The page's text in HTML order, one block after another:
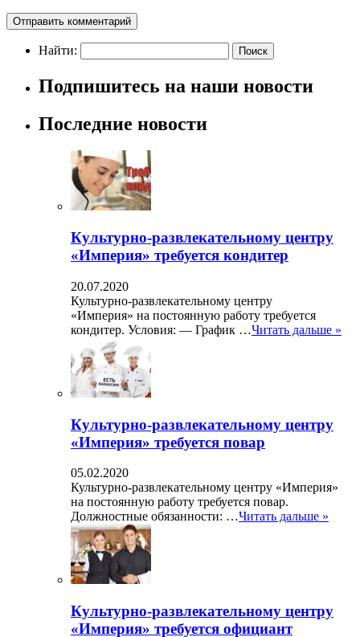
Найти:
Подпишитесь на наши новости
Последние новости
Культурно-развлекательному центру
«Империя» требуется кондитер
20.07.2020
Культурно-развлекательному центру
«Империя» на постоянную работу требуется
кондитер. Условия: — График …Читать дальше »
Культурно-развлекательному центру
«Империя» требуется повар
05.02.2020
Культурно-развлекательному центру «Империя»
на постоянную работу требуется повар.
Должностные обязанности: …Читать дальше »
Культурно-развлекательному центру
«Империя» требуется официант